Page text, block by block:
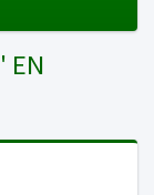
' EN